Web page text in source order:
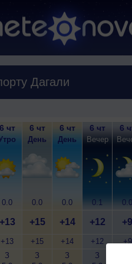
Дагали
6 чт
0.0
+13
+13
З
6 чт
День
0.0
+15
+15
З
6 чт
День
0.0
+14
+14
З
6 чт
Вечер
0.1
+12
+12
З
6
0.0
+9
+9